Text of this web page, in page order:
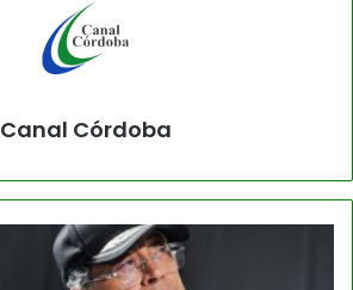
Canal Córdoba